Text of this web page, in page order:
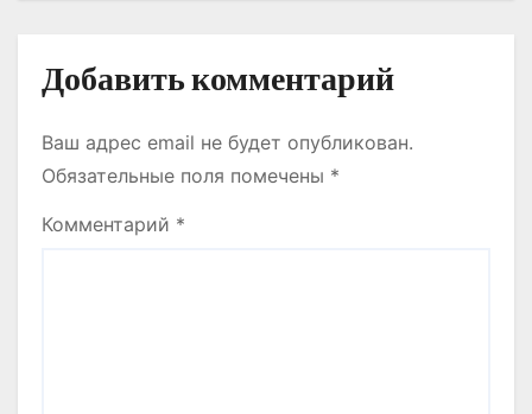
Добавить комментарий
Ваш адрес email не будет опубликован.
Обязательные поля помечены *
Комментарий *